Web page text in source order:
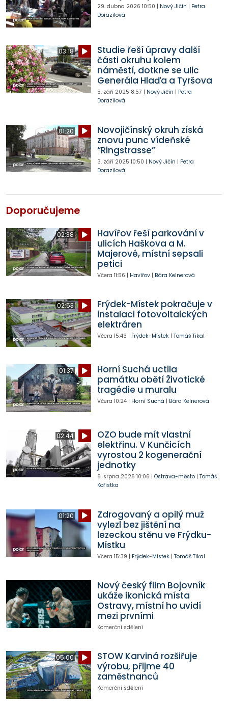
29. dubna 2026 10:50 | Nový Jičín | Petra
Dorazilová
03:18
Studie řeší úpravy další
části okruhu kolem
náměstí, dotkne se ulic
Generála Hlaďa a Tyršova
5. září 2025 8:57 | Nový Jičín | Petra
Dorazilová
01:20
Novojičínský okruh získá
znovu punc vídeňské
“Ringstrasse”
3. září 2025 10:50 | Nový Jičín | Petra
Dorazilová
Doporučujeme
02:38
Havířov řeší parkování v
ulicích Haškova a M.
Majerové, místní sepsali
petici
Včera 11:56 | Havířov| Bára Kelnerová
02:53
Frýdek-Místek pokračuje v
instalaci fotovoltaických
elektráren
Včera 15:43 | Frýdek-Místek| Tomáš Tikal
01:37
Horní Suchá uctila
památku obětí Životické
tragédie u muralu
Včera 10:24| Horní Suchá | Bára Kelnerová
02:44
OZO bude mít vlastní
elektřinu. V Kunčicích
vyrostou 2 kogenerační
jednotky
6. srpna 2026 10:06 | Ostrava-město| Tomáš
Kořistka
01:20
Zdrogovaný a opilý muž
vylezl bez jištění na
lezeckou stěnu ve Frýdku-
Místku
Včera 15:39 | Frýdek-Místek| Tomáš Tikal
Nový český film Bojovník
ukáže ikonická místa
Ostravy, místní ho uvidí
mezi prvními
Komerční sdělení
05:00
STOW Karviná rozšiřuje
výrobu, přijme 40
zaměstnanců
Komerční sdělení